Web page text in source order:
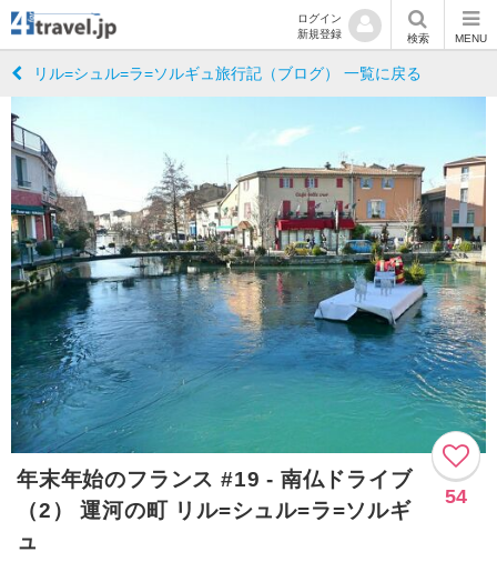
ログイン
新規登録
検索 MENU
リル=シュル=ラ=ソルギュ旅行記（ブログ） 一覧に戻る
年末年始のフランス #19 - 南仏ドライブ
（2） 運河の町 リル=シュル=ラ=ソルギ
ュ
54